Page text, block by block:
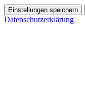
Einstellungen speichern
Datenschutzerklärung